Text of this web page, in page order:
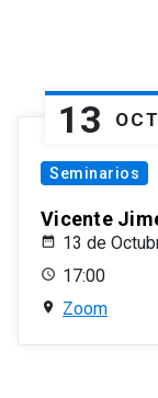
13 OCT
Seminarios
Vicente
13 de
17:00
Zoom